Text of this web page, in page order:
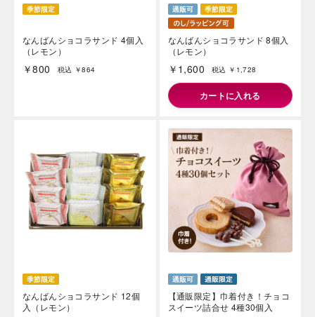
なんばんショコラサンド 4個入
（レモン）
￥800 税込 ￥864
なんばんショコラサンド 8個入
（レモン）
￥1,600 税込 ￥1,728
カートに入れる
なんばんショコラサンド 12個
入（レモン）
【通販限定】巾着付き！チョコ
スイーツ詰合せ 4種30個入